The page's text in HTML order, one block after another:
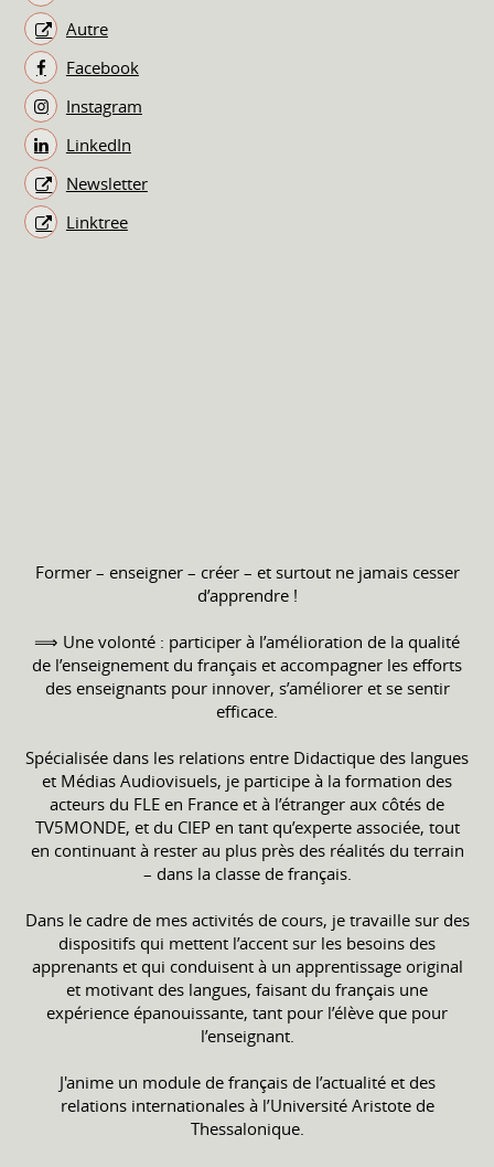
Autre
Facebook
Instagram
LinkedIn
Newsletter
Linktree
Former – enseigner – créer – et surtout ne jamais cesser
d’apprendre !
⟹ Une volonté : participer à l’amélioration de la qualité
de l’enseignement du français et accompagner les efforts
des enseignants pour innover, s’améliorer et se sentir
efficace.
Spécialisée dans les relations entre Didactique des langues
et Médias Audiovisuels, je participe à la formation des
acteurs du FLE en France et à l’étranger aux côtés de
TV5MONDE, et du CIEP en tant qu’experte associée, tout
en continuant à rester au plus près des réalités du terrain
– dans la classe de français.
Dans le cadre de mes activités de cours, je travaille sur des
dispositifs qui mettent l’accent sur les besoins des
apprenants et qui conduisent à un apprentissage original
et motivant des langues, faisant du français une
expérience épanouissante, tant pour l’élève que pour
l’enseignant.
J'anime un module de français de l’actualité et des
relations internationales à l’Université Aristote de
Thessalonique.